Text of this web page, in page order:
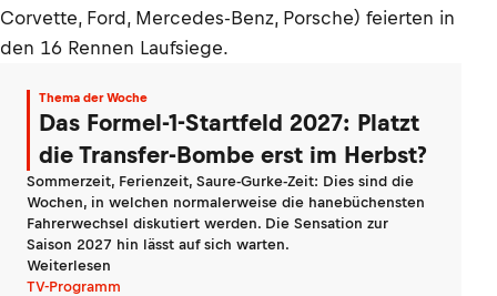
Corvette, Ford, Mercedes-Benz, Porsche) feierten in
den 16 Rennen Laufsiege.
Thema der Woche
Das Formel-1-Startfeld 2027: Platzt
die Transfer-Bombe erst im Herbst?
Sommerzeit, Ferienzeit, Saure-Gurke-Zeit: Dies sind die
Wochen, in welchen normalerweise die hanebüchensten
Fahrerwechsel diskutiert werden. Die Sensation zur
Saison 2027 hin lässt auf sich warten.
Weiterlesen
TV-Programm